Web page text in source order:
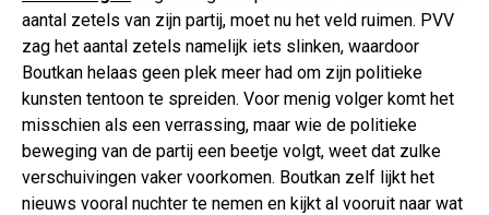
aantal zetels van zijn partij, moet nu het veld ruimen. PVV
zag het aantal zetels namelijk iets slinken, waardoor
Boutkan helaas geen plek meer had om zijn politieke
kunsten tentoon te spreiden. Voor menig volger komt het
misschien als een verrassing, maar wie de politieke
beweging van de partij een beetje volgt, weet dat zulke
verschuivingen vaker voorkomen. Boutkan zelf lijkt het
nieuws vooral nuchter te nemen en kijkt al vooruit naar wat